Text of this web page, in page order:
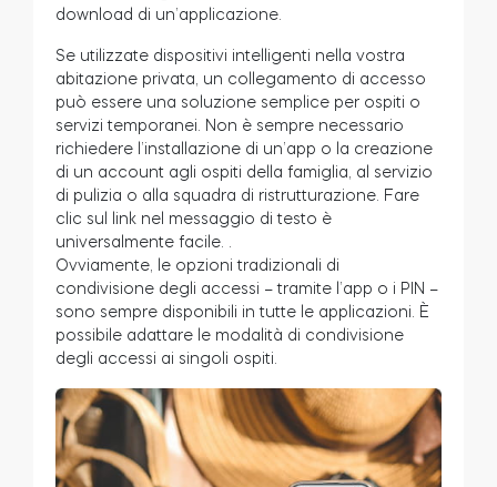
download di un’applicazione.
Se utilizzate dispositivi intelligenti nella vostra
abitazione privata, un collegamento di accesso
può essere una soluzione semplice per ospiti o
servizi temporanei. Non è sempre necessario
richiedere l’installazione di un’app o la creazione
di un account agli ospiti della famiglia, al servizio
di pulizia o alla squadra di ristrutturazione. Fare
clic sul link nel messaggio di testo è
universalmente facile.
Ovviamente, le opzioni tradizionali di
condivisione degli accessi – tramite l’app o i PIN –
sono sempre disponibili in tutte le applicazioni. È
possibile adattare le modalità di condivisione
degli accessi ai singoli ospiti.